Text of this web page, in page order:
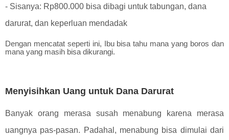
- Sisanya: Rp800.000 bisa dibagi untuk tabungan, dana
darurat, dan keperluan mendadak
Dengan mencatat seperti ini, Ibu bisa tahu mana yang boros dan
mana yang masih bisa dikurangi.
Menyisihkan Uang untuk Dana Darurat
Banyak orang merasa susah menabung karena merasa
uangnya pas-pasan. Padahal, menabung bisa dimulai dari